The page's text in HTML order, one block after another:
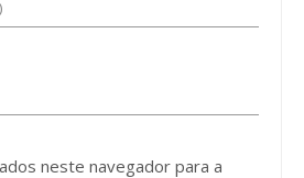
neste navegador para a